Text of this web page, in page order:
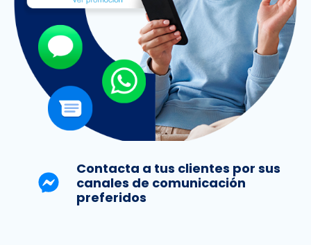
Contacta a tus clientes por sus
canales de comunicación
preferidos